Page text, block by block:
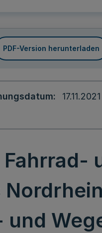
PDF-Version herunterladen
17.11.2021